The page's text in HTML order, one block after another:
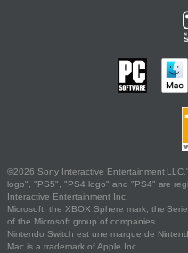
©2026 Sony Interactive Entertainment
logo", "PS5", "PS4 logo" and "PS4" are
Interactive Entertainment Inc.
Microsoft, the XBOX Sphere mark, the
of the Microsoft group of companies.
Nintendo Switch est une marque de
Mac is a trademark of Apple Inc.